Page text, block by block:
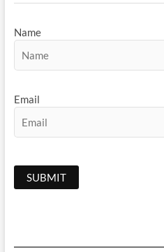
Name
Email